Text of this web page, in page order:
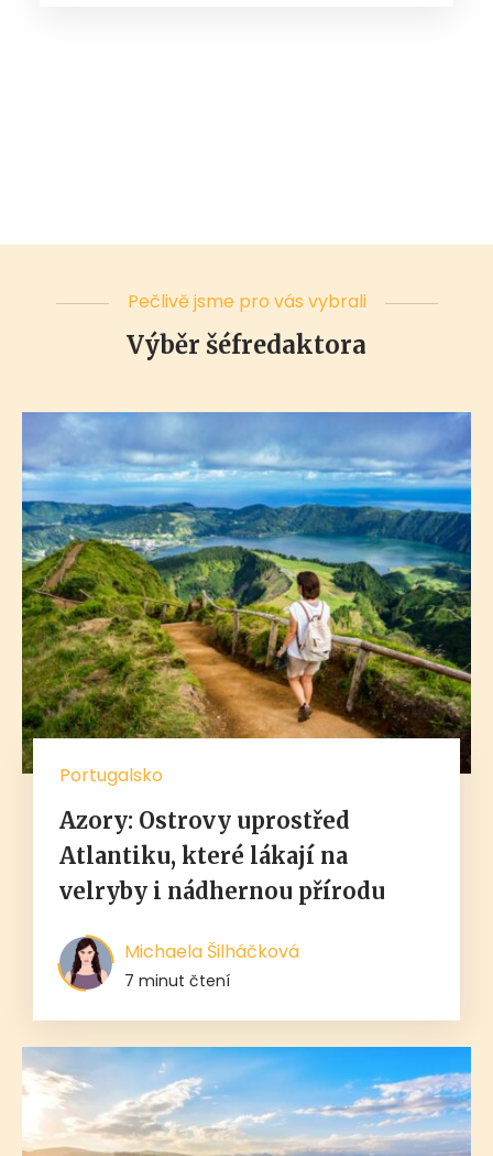
Pečlivě jsme pro vás vybrali
Výběr šéfredaktora
Portugalsko
Azory: Ostrovy uprostřed
Atlantiku, které lákají na
velryby i nádhernou přírodu
Michaela Šilháčková
7 minut čtení